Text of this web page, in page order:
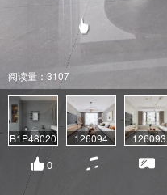
阅读量：3107
B1P48020 126094 126093
0